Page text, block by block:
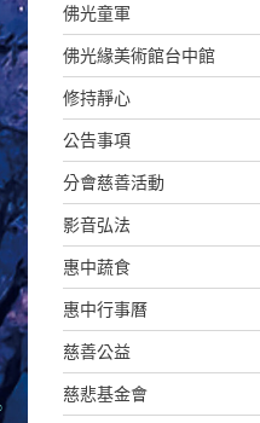
佛光童軍
佛光緣美術館台中館
修持靜心
公告事項
分會慈善活動
影音弘法
惠中蔬食
惠中行事曆
慈善公益
慈悲基金會